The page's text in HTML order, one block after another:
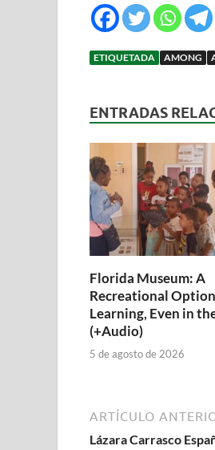
ETIQUETADA AMONG
ENTRADAS
Florida Museum: A
Recreational
Learning, Even in
(+Audio)
5 de agosto de 2026
ARTÍCULO
Lázara Carrasco